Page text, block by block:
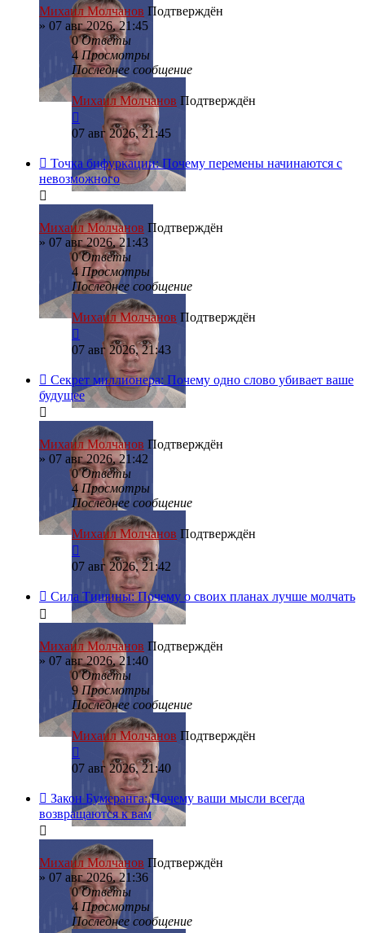
Михаил Молчанов Подтверждён
» 07 авг 2026, 21:45
0Ответы
4 Просмотры
Последнее сообщение
Михаил Молчанов Подтверждён
07 авг 2026, 21:45
Точка бифуркации: Почему перемены начинаются с
невозможного
Михаил Молчанов Подтверждён
» 07 авг 2026, 21:43
0Ответы
4 Просмотры
Последнее сообщение
Михаил Молчанов Подтверждён
07 авг 2026, 21:43
Секрет миллионера: Почему одно слово убивает ваше
будущее
Михаил Молчанов Подтверждён
» 07 авг 2026, 21:42
0Ответы
4 Просмотры
Последнее сообщение
Михаил Молчанов Подтверждён
07 авг 2026, 21:42
Сила Тишины: Почему о своих планах лучше молчать
Михаил Молчанов Подтверждён
» 07 авг 2026, 21:40
0Ответы
9 Просмотры
Последнее сообщение
Михаил Молчанов Подтверждён
07 авг 2026, 21:40
Закон Бумеранга: Почему ваши мысли всегда
возвращаются к вам
Михаил Молчанов Подтверждён
» 07 авг 2026, 21:36
0Ответы
4 Просмотры
Последнее сообщение